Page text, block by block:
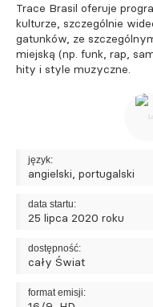
Trace Brasil oferuje
kulturze, szczególnie
gatunków, ze
miejską (np. funk, rap,
hity i style muzyczne.
język:
angielski, portugalski
data startu:
25 lipca 2020 roku
dostępność:
cały Świat
format emisji: